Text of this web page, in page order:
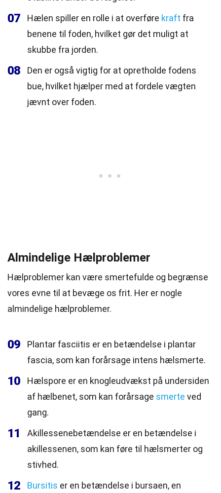
07 Hælen spiller en rolle i at overføre kraft fra
benene til foden, hvilket gør det muligt at
skubbe fra jorden.
08
Den er også vigtig for at opretholde fodens
bue, hvilket hjælper med at fordele vægten
jævnt over foden.
Almindelige Hælproblemer
Hælproblemer kan være smertefulde og begrænse
vores evne til at bevæge os frit. Her er nogle
almindelige hælproblemer.
09
Plantar fasciitis er en betændelse i plantar
fascia, som kan forårsage intens hælsmerte.
10
Hælspore er en knogleudvækst på undersiden
af hælbenet, som kan forårsage smerte ved
gang.
11
Akillessenebetændelse er en betændelse i
akillessenen, som kan føre til hælsmerter og
stivhed.
12 Bursitis er en betændelse i bursaen, en